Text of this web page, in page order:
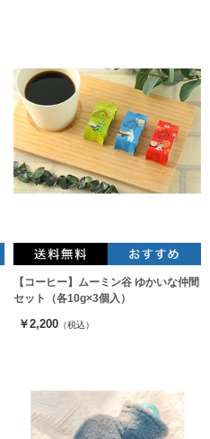
【コーヒー】ムーミン谷 ゆかいな仲間
セット（各10g×3個入）
￥2,200 （税込）